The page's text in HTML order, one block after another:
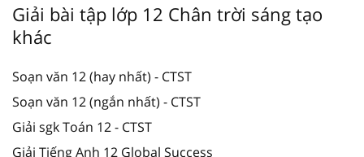
Giải bài tập lớp 12 Chân trời sáng tạo
khác
Soạn văn 12 (hay nhất) - CTST
Soạn văn 12 (ngắn nhất) - CTST
Giải sgk Toán 12 - CTST
Giải Tiếng Anh 12 Global Success